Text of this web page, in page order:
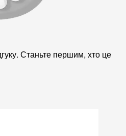
Станьте першим, хто це